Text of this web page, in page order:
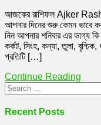
রাশিফল,
(
Aajker
Rashifol
Horoscope
শনিবার
আজকের রাশিফল Ajker
আপনার দিনের শুরু কেমন ভাবে
নিন আপনার শনিবার এর ভাগ্য
কর্কট, সিংহ, কন্যা, তুলা,
প্রতিটি […]
Continue Reading
Search
for:
Recent Posts